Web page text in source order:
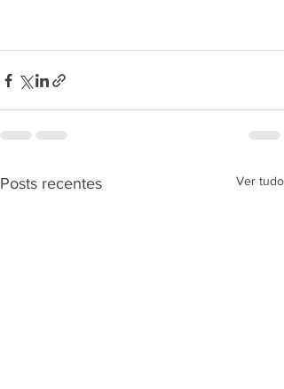
Posts recentes Ver tudo